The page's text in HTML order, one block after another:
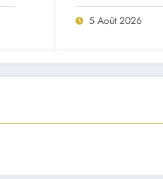
deux départs
5 Août 2026